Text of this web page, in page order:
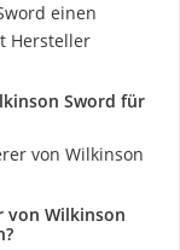
einen
Hersteller
Sword für
von Wilkinson
von Wilkinson